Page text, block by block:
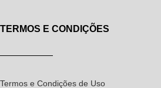
TERMOS E CONDIÇÕES
Termos e Condições de Uso